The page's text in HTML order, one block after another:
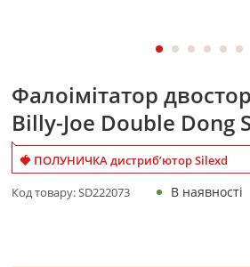
Фалоімітатор
Billy-Joe Double Dong S
🍓 ПОЛУНИЧКА дистриб’ютор Silexd
Код товару:SD222073 В наявності